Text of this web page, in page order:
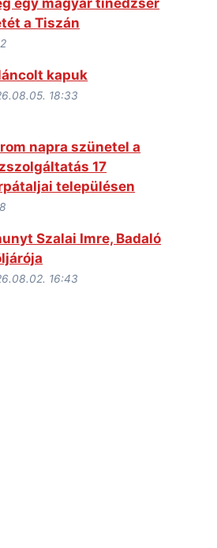
egy magyar tinédzser
a Tiszán
kapuk
18:33
napra szünetel a
17
településen
Szalai Imre, Badaló
16:43